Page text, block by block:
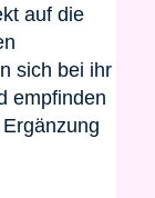
auf die
sich bei ihr
empfinden